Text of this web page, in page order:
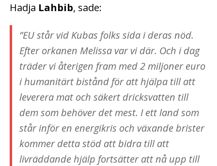
Hadja Lahbib, sade:
”EU står vid Kubas folks sida i deras nöd.
Efter orkanen Melissa var vi där. Och i dag
träder vi återigen fram med 2 miljoner euro
i humanitärt bistånd för att hjälpa till att
leverera mat och säkert dricksvatten till
dem som behöver det mest. I ett land som
står inför en energikris och växande brister
kommer detta stöd att bidra till att
livräddande hjälp fortsätter att nå upp till